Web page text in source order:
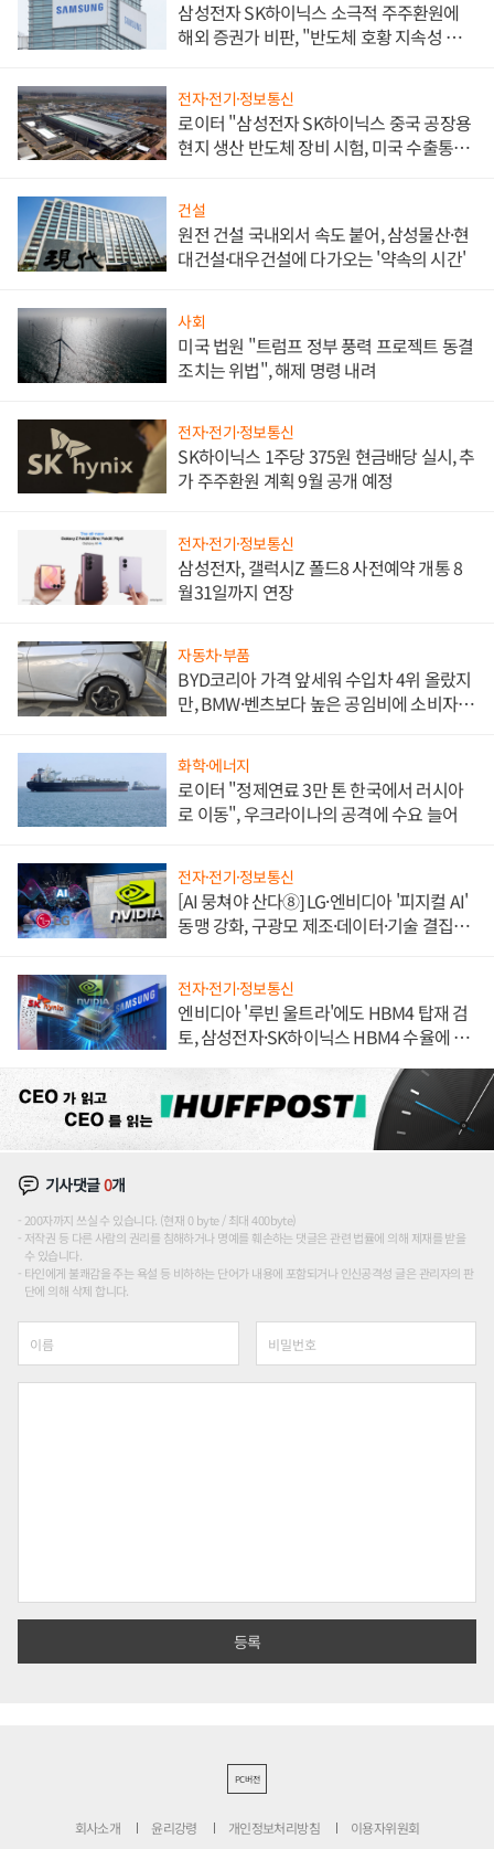
삼성전자 SK하이닉스 소극적 주주환원에
해외 증권가 비판, "반도체 호황 지속성 의
전자·전기·정보통신
로이터 "삼성전자 SK하이닉스 중국 공장용
현지 생산 반도체 장비 시험, 미국 수출통제
건설
원전 건설 국내외서 속도 붙어, 삼성물산·현
대건설·대우건설에 다가오는 '약속의 시간'
사회
미국 법원 "트럼프 정부 풍력 프로젝트 동결
조치는 위법", 해제 명령 내려
전자·전기·정보통신
SK하이닉스 1주당 375원 현금배당 실시, 추
가 주주환원 계획 9월 공개 예정
전자·전기·정보통신
삼성전자, 갤럭시Z 폴드8 사전예약 개통 8
월31일까지 연장
자동차·부품
BYD코리아 가격 앞세워 수입차 4위 올랐지
만, BMW·벤츠보다 높은 공임비에 소비자
화학·에너지
로이터 "정제연료 3만 톤 한국에서 러시아
로 이동", 우크라이나의 공격에 수요 늘어
전자·전기·정보통신
[AI 뭉쳐야 산다⑧] LG·엔비디아 '피지컬 AI'
동맹 강화, 구광모 제조·데이터·기술 결집
전자·전기·정보통신
엔비디아 '루빈 울트라'에도 HBM4 탑재 검
토, 삼성전자·SK하이닉스 HBM4 수율에 주
기사댓글0개
200자까지 쓰실 수 있습니다. (현재 0 byte / 최대 400byte)
저작권 등 다른 사람의 권리를 침해하거나 명예를 훼손하는 댓글은 관련 법률에 의해 제재를 받을
수 있습니다.
타인에게 불쾌감을 주는 욕설 등 비하하는 단어가 내용에 포함되거나 인신공격성 글은 관리자의 판
단에 의해 삭제 합니다.
PC버전
회사소개 윤리강령 개인정보처리방침 이용자위원회